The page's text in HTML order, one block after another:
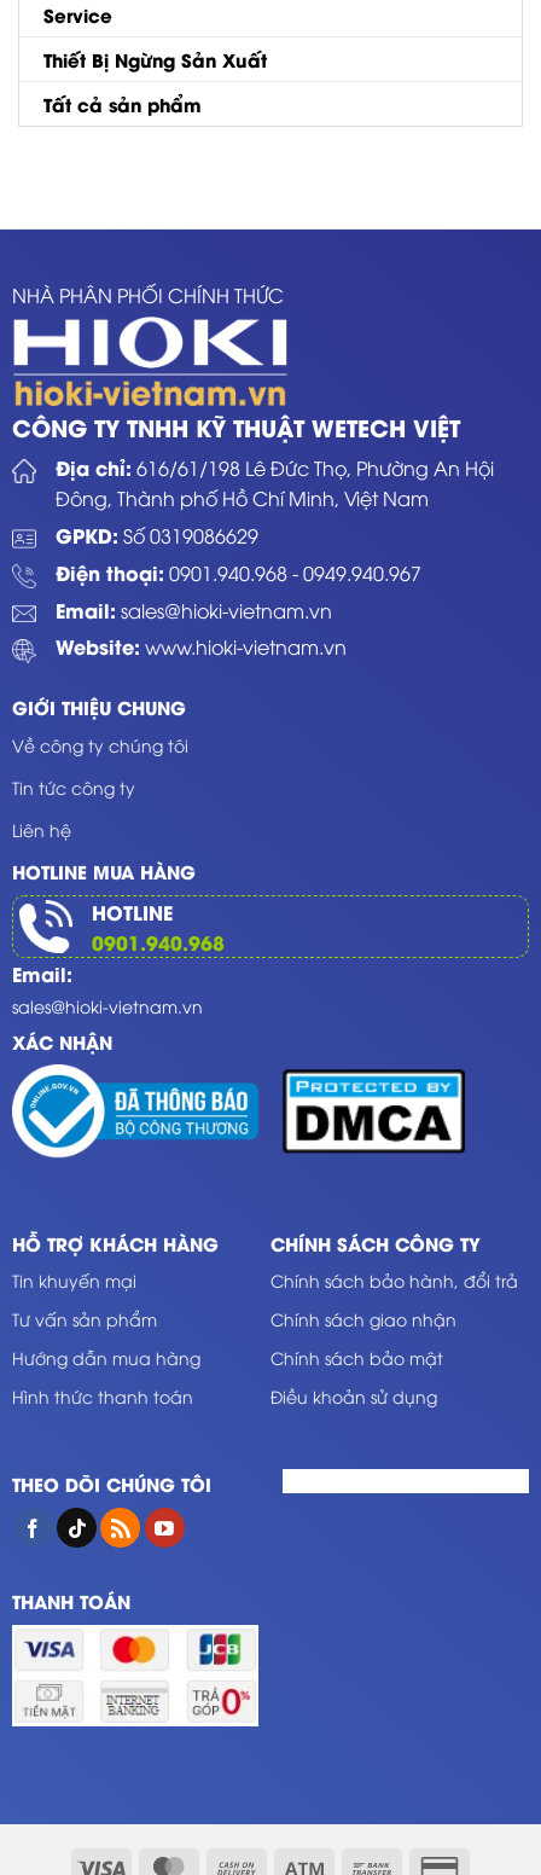
Service
Thiết Bị Ngừng Sản Xuất
Tất cả sản phẩm
NHÀ PHÂN PHỐI CHÍNH THỨC
CÔNG TY TNHH KỸ THUẬT WETECH VIỆT
Địa chỉ: 616/61/198 Lê Đức Thọ, Phường An Hội
Đông, Thành phố Hồ Chí Minh, Việt Nam
GPKD: Số 0319086629
Điện thoại: 0901.940.968-0949.940.967
Email: sales@hioki-vietnam.vn
Website: www.hioki-vietnam.vn
GIỚI THIỆU CHUNG
Về công ty chúng tôi
Tin tức công ty
Liên hệ
HOTLINE MUA HÀNG
HOTLINE
0901.940.968
Email:
sales@hioki-vietnam.vn
XÁC NHẬN
HỖ TRỢ KHÁCH HÀNG
Tin khuyến mại
Tư vấn sản phẩm
Hướng dẫn mua hàng
Hình thức thanh toán
CHÍNH SÁCH CÔNG TY
Chính sách bảo hành, đổi trả
Chính sách giao nhận
Chính sách bảo mật
Điều khoản sử dụng
THEO DÕI CHÚNG TÔI
THANH TOÁN